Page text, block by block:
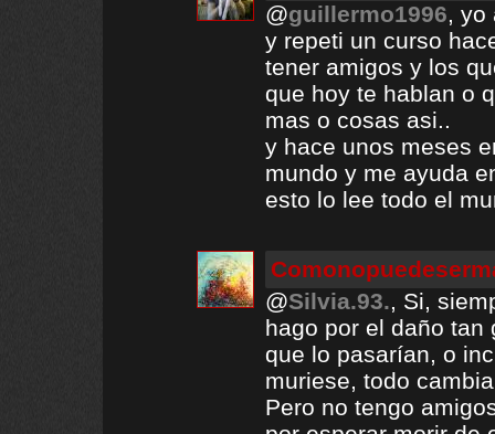
@guillermo1996, yo
y repeti un curso
tener amigos y los
que hoy te hablan o
mas o cosas asi..
y hace unos meses
mundo y me ayuda
esto lo lee todo el
@Silvia.93., Si,
hago por el daño tan
que lo pasarían, o
muriese, todo
Pero no tengo